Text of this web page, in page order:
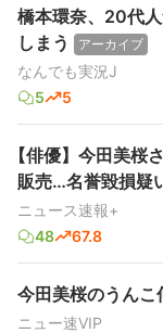
橋本環奈、20代
しまう
アーカイブ
なんでも実況J
5
5
【俳優】今田美桜
販売…名誉毀損疑
ニュース速報+
48
67.8
今田美桜のうんこ
ニュー速VIP